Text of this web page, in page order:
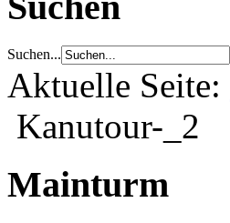
Suchen...
Aktuelle Seite:
Kanutour-_2
Mainturm